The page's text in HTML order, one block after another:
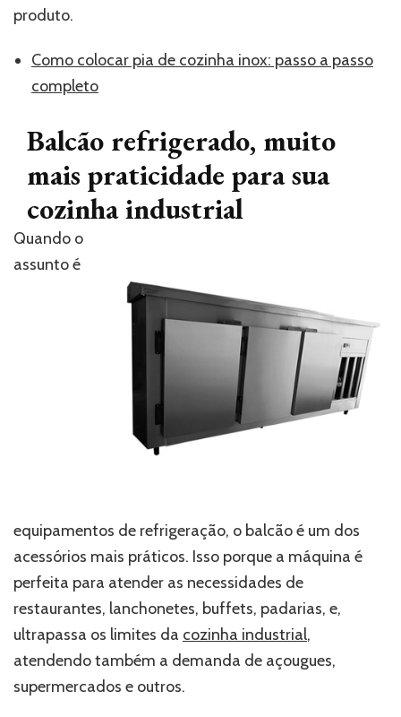
produto.
Como colocar pia de cozinha inox: passo a passo
completo
Balcão refrigerado, muito
mais praticidade para sua
cozinha industrial
Quando o
assunto é
equipamentos de refrigeração, o balcão é um dos
acessórios mais práticos. Isso porque a máquina é
perfeita para atender as necessidades de
restaurantes, lanchonetes, buffets, padarias, e,
ultrapassa os limites da cozinha industrial,
atendendo também a demanda de açougues,
supermercados e outros.